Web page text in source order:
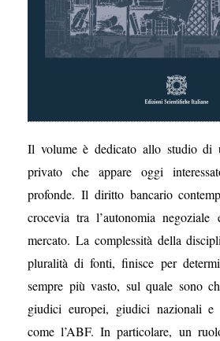
Il volume è dedicato allo studio di
privato che appare oggi
profonde. Il diritto bancario
crocevia tra l’autonomia
mercato. La complessità della
pluralità di fonti, finisce per
sempre più vasto, sul quale sono
giudici europei, giudici nazionali e
come l’ABF. In particolare, un